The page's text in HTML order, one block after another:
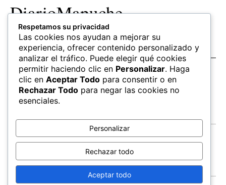
DiarioMapuche
TERRITORIO CULTURA
Patrimonio
OPINION
Columnistas
SALUD
hierbas
EDUCACIÓN
Mapudungun
Estudiantes
FOLLOW US
Apoya
Respetamos su privacidad
Las cookies nos ayudan a mejorar su
experiencia, ofrecer contenido personalizado y
analizar el tráfico. Puede elegir qué cookies
permitir haciendo clic en Personalizar. Haga
clic en Aceptar Todo para consentir o en
Rechazar Todo para negar las cookies no
esenciales.
Personalizar
Rechazar todo
Aceptar todo